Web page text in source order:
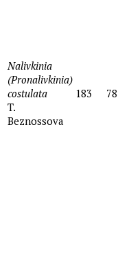
Nalivkinia
(Pronalivkinia)
costulata
T.
Beznossova
183 78